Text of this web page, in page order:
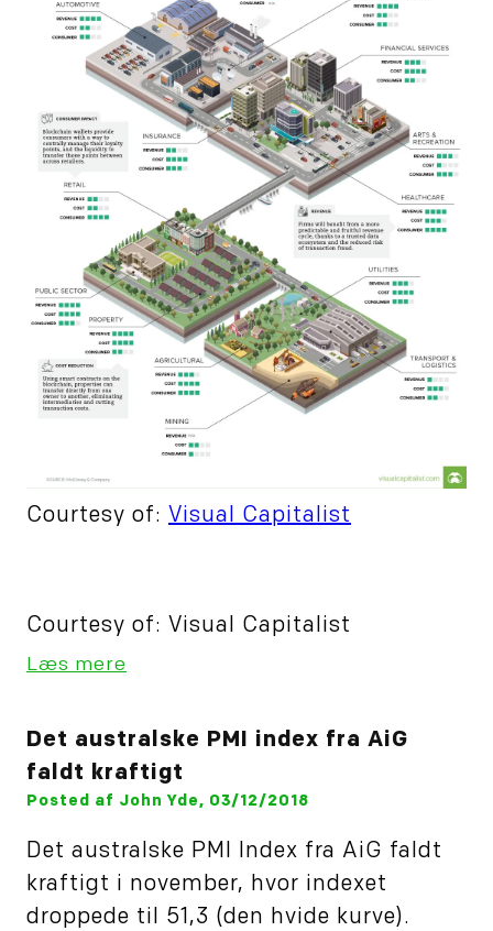
Courtesy of: Visual Capitalist
Courtesy of: Visual Capitalist
Læs mere
Det australske PMI index fra AiG
faldt kraftigt
Posted af John Yde, 03/12/2018
Det australske PMI Index fra AiG faldt
kraftigt i november, hvor indexet
droppede til 51,3 (den hvide kurve).